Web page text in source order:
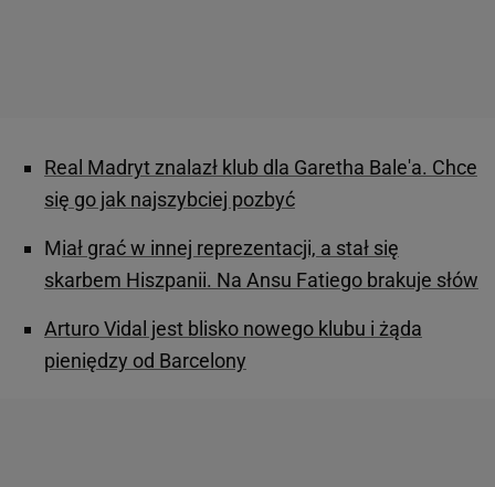
Real Madryt znalazł klub dla Garetha Bale'a. Chce
się go jak najszybciej pozbyć
Miał grać w innej reprezentacji, a stał się
skarbem Hiszpanii. Na Ansu Fatiego brakuje słów
Arturo Vidal jest blisko nowego klubu i żąda
pieniędzy od Barcelony